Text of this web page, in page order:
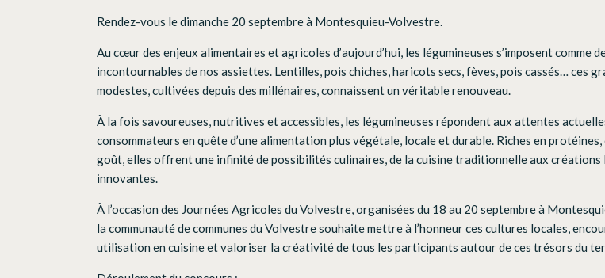
Rendez-vous le dimanche 20 septembre à Montesquieu-Volvestre.
Au cœur des enjeux alimentaires et agricoles d’aujourd’hui, les légumineuses s’imposent comme
incontournables de nos assiettes. Lentilles, pois chiches, haricots secs, fèves, pois cassés… ces
modestes, cultivées depuis des millénaires, connaissent un véritable renouveau.
À la fois savoureuses, nutritives et accessibles, les légumineuses répondent aux attentes
consommateurs en quête d’une alimentation plus végétale, locale et durable. Riches en protéines,
goût, elles offrent une infinité de possibilités culinaires, de la cuisine traditionnelle aux créations
innovantes.
À l’occasion des Journées Agricoles du Volvestre, organisées du 18 au 20 septembre à
la communauté de communes du Volvestre souhaite mettre à l’honneur ces cultures locales,
utilisation en cuisine et valoriser la créativité de tous les participants autour de ces trésors du